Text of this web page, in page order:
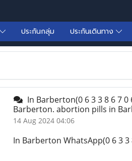
ประกันกลุ่ม ประกันเดินทาง
In Barberton(0 6 3 3 8 6 7
Barberton. abortion pills in
14 Aug 2024 04:06
In Barberton WhatsApp(0 6 3 3